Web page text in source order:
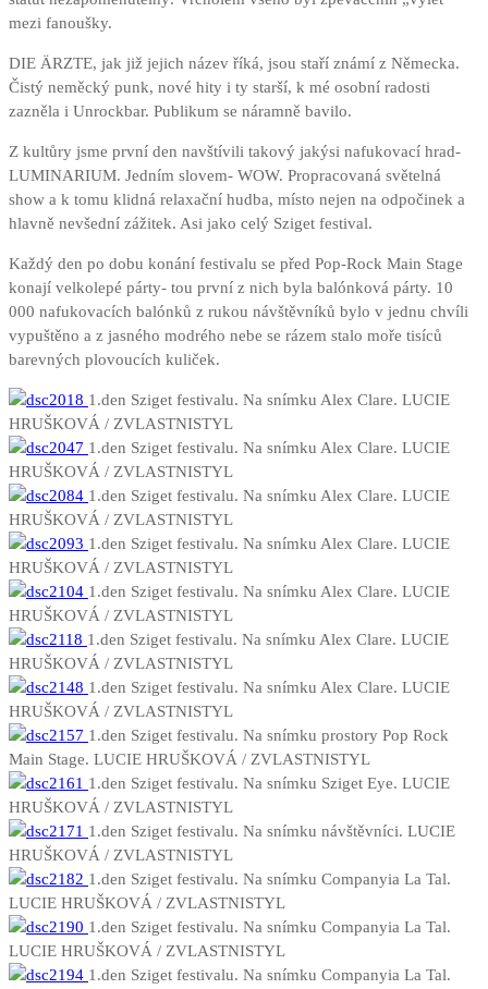
mezi fanoušky.
DIE ÄRZTE, jak již jejich název říká, jsou staří známí z Německa.
Čistý neměcký punk, nové hity i ty starší, k mé osobní radosti
zazněla i Unrockbar. Publikum se náramně bavilo.
Z kultůry jsme první den navštívili takový jakýsi nafukovací hrad-
LUMINARIUM. Jedním slovem- WOW. Propracovaná světelná
show a k tomu klidná relaxační hudba, místo nejen na odpočinek a
hlavně nevšední zážitek. Asi jako celý Sziget festival.
Každý den po dobu konání festivalu se před Pop-Rock Main Stage
konají velkolepé párty- tou první z nich byla balónková párty. 10
000 nafukovacích balónků z rukou návštěvníků bylo v jednu chvíli
vypuštěno a z jasného modrého nebe se rázem stalo moře tisíců
barevných plovoucích kuliček.
1.den Sziget festivalu. Na snímku Alex Clare. LUCIE
HRUŠKOVÁ / ZVLASTNISTYL
1.den Sziget festivalu. Na snímku Alex Clare. LUCIE
HRUŠKOVÁ / ZVLASTNISTYL
1.den Sziget festivalu. Na snímku Alex Clare. LUCIE
HRUŠKOVÁ / ZVLASTNISTYL
1.den Sziget festivalu. Na snímku Alex Clare. LUCIE
HRUŠKOVÁ / ZVLASTNISTYL
1.den Sziget festivalu. Na snímku Alex Clare. LUCIE
HRUŠKOVÁ / ZVLASTNISTYL
1.den Sziget festivalu. Na snímku Alex Clare. LUCIE
HRUŠKOVÁ / ZVLASTNISTYL
1.den Sziget festivalu. Na snímku Alex Clare. LUCIE
HRUŠKOVÁ / ZVLASTNISTYL
1.den Sziget festivalu. Na snímku prostory Pop Rock
Main Stage. LUCIE HRUŠKOVÁ / ZVLASTNISTYL
1.den Sziget festivalu. Na snímku Sziget Eye. LUCIE
HRUŠKOVÁ / ZVLASTNISTYL
1.den Sziget festivalu. Na snímku návštěvníci. LUCIE
HRUŠKOVÁ / ZVLASTNISTYL
1.den Sziget festivalu. Na snímku Companyia La Tal.
LUCIE HRUŠKOVÁ / ZVLASTNISTYL
1.den Sziget festivalu. Na snímku Companyia La Tal.
LUCIE HRUŠKOVÁ / ZVLASTNISTYL
1.den Sziget festivalu. Na snímku Companyia La Tal.